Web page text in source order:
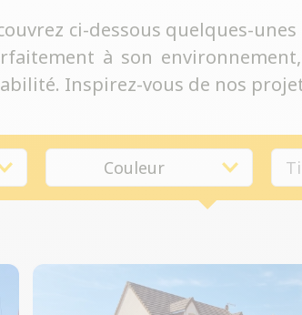
ci-dessous quelques-
à son
Inspirez-vous de nos
Couleur